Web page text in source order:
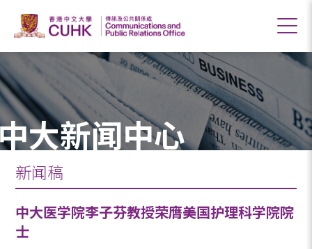
大新闻中心
新闻稿
中大医学院李子芬教授荣膺美国护理科学院院
士